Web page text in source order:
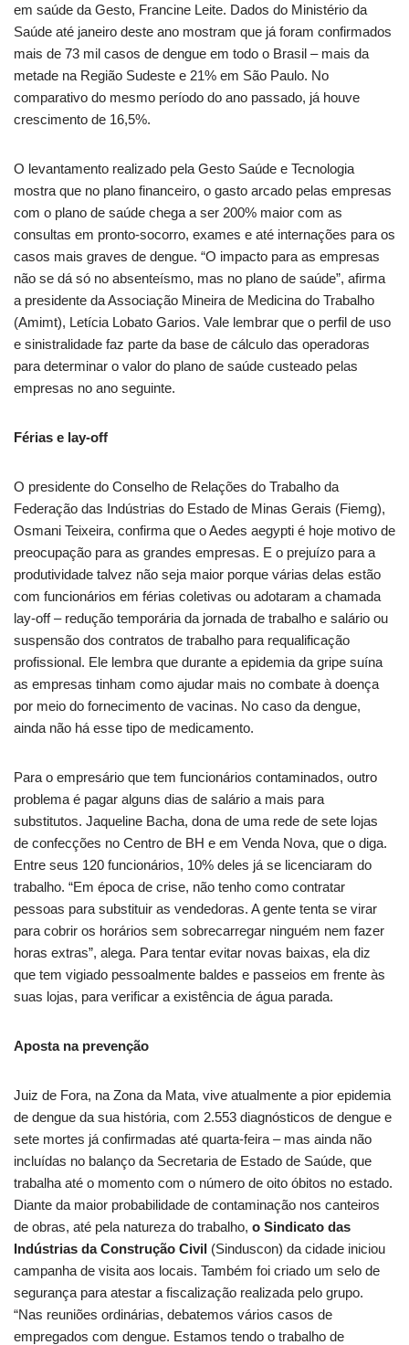
em saúde da Gesto, Francine Leite. Dados do Ministério da
Saúde até janeiro deste ano mostram que já foram confirmados
mais de 73 mil casos de dengue em todo o Brasil – mais da
metade na Região Sudeste e 21% em São Paulo. No
comparativo do mesmo período do ano passado, já houve
crescimento de 16,5%.
O levantamento realizado pela Gesto Saúde e Tecnologia
mostra que no plano financeiro, o gasto arcado pelas empresas
com o plano de saúde chega a ser 200% maior com as
consultas em pronto-socorro, exames e até internações para os
casos mais graves de dengue. “O impacto para as empresas
não se dá só no absenteísmo, mas no plano de saúde”, afirma
a presidente da Associação Mineira de Medicina do Trabalho
(Amimt), Letícia Lobato Garios. Vale lembrar que o perfil de uso
e sinistralidade faz parte da base de cálculo das operadoras
para determinar o valor do plano de saúde custeado pelas
empresas no ano seguinte.
Férias e lay-off
O presidente do Conselho de Relações do Trabalho da
Federação das Indústrias do Estado de Minas Gerais (Fiemg),
Osmani Teixeira, confirma que o Aedes aegypti é hoje motivo de
preocupação para as grandes empresas. E o prejuízo para a
produtividade talvez não seja maior porque várias delas estão
com funcionários em férias coletivas ou adotaram a chamada
lay-off – redução temporária da jornada de trabalho e salário ou
suspensão dos contratos de trabalho para requalificação
profissional. Ele lembra que durante a epidemia da gripe suína
as empresas tinham como ajudar mais no combate à doença
por meio do fornecimento de vacinas. No caso da dengue,
ainda não há esse tipo de medicamento.
Para o empresário que tem funcionários contaminados, outro
problema é pagar alguns dias de salário a mais para
substitutos. Jaqueline Bacha, dona de uma rede de sete lojas
de confecções no Centro de BH e em Venda Nova, que o diga.
Entre seus 120 funcionários, 10% deles já se licenciaram do
trabalho. “Em época de crise, não tenho como contratar
pessoas para substituir as vendedoras. A gente tenta se virar
para cobrir os horários sem sobrecarregar ninguém nem fazer
horas extras”, alega. Para tentar evitar novas baixas, ela diz
que tem vigiado pessoalmente baldes e passeios em frente às
suas lojas, para verificar a existência de água parada.
Aposta na prevenção
Juiz de Fora, na Zona da Mata, vive atualmente a pior epidemia
de dengue da sua história, com 2.553 diagnósticos de dengue e
sete mortes já confirmadas até quarta-feira – mas ainda não
incluídas no balanço da Secretaria de Estado de Saúde, que
trabalha até o momento com o número de oito óbitos no estado.
Diante da maior probabilidade de contaminação nos canteiros
de obras, até pela natureza do trabalho, o Sindicato das
Indústrias da Construção Civil (Sinduscon) da cidade iniciou
campanha de visita aos locais. Também foi criado um selo de
segurança para atestar a fiscalização realizada pelo grupo.
“Nas reuniões ordinárias, debatemos vários casos de
empregados com dengue. Estamos tendo o trabalho de